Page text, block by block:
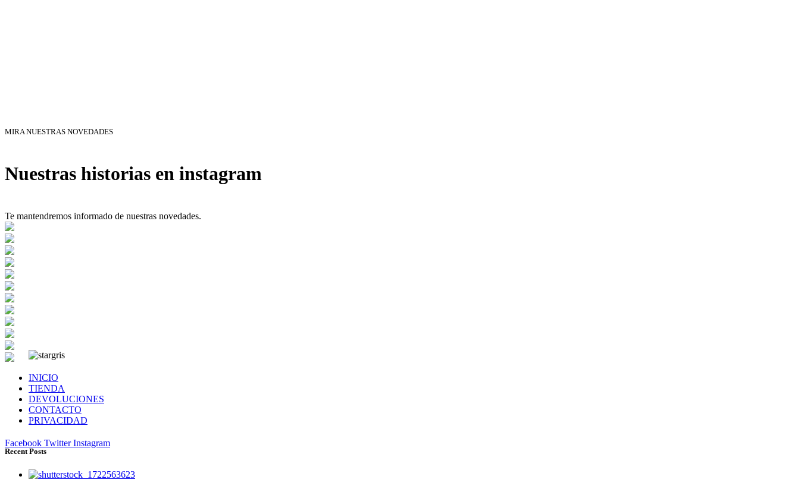
MIRA NUESTRAS NOVEDADES
Nuestras historias en instagram
Te mantendremos informado de nuestras novedades.
INICIO
TIENDA
DEVOLUCIONES
CONTACTO
PRIVACIDAD
Facebook Twitter Instagram
Recent Posts